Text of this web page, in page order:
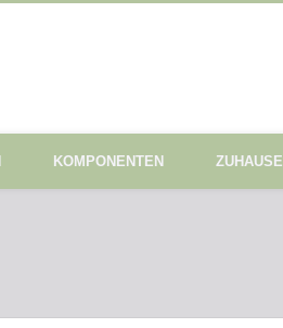
KOMPONENTEN ZUHAUSE